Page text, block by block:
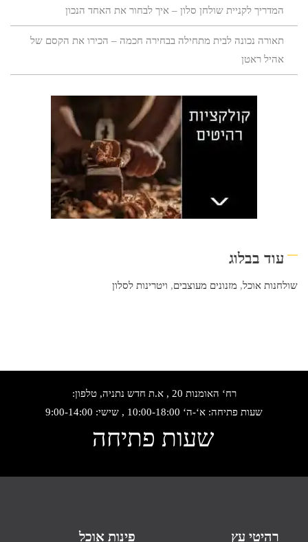
המדריך לקניית שולחן סלון – איך לבחור את האחד הנכון
תאורה נכונה לבית מתחילה בבחירה חכמה – הכירו את הקסם של
אהיל ראטן
עוד בבלוג
שולחנות אוכל, מזנונים מעוצבים, ויטרינות לסלון
רח‘ האומנות 20 , א.ת חדש נתניה, טלפון:
שעות פתיחה: א‘-ה‘ 10:00-18:00 , שישי: 9:00-14:00
שעות פתיחה
רהיטי עץ פינות אוכל